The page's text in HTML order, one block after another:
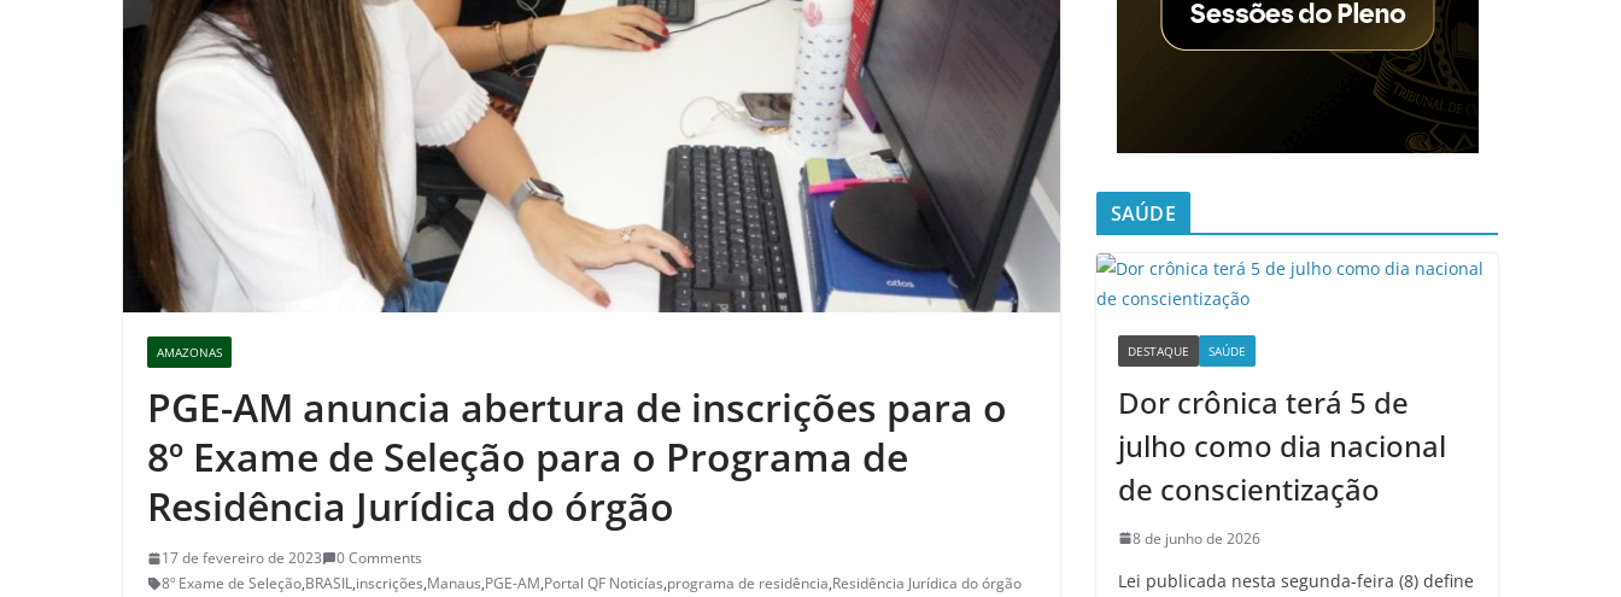
AMAZONAS
PGE-AM anuncia abertura de inscrições para o
8º Exame de Seleção para o Programa de
Residência Jurídica do órgão
17 de fevereiro de 2023
0 Comments
8º Exame de Seleção,BRASIL,inscrições,Manaus,PGE-AM,Portal QF Noticías,programa de residência,Residência Jurídica do órgão
SAÚDE
DESTAQUE SAÚDE
Dor crônica terá 5 de
julho como dia nacional
de conscientização
8 de junho de 2026
Lei publicada nesta segunda-feira (8) define